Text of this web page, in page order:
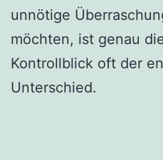
unnötige
möchten, ist genau
Kontrollblick oft der
Unterschied.